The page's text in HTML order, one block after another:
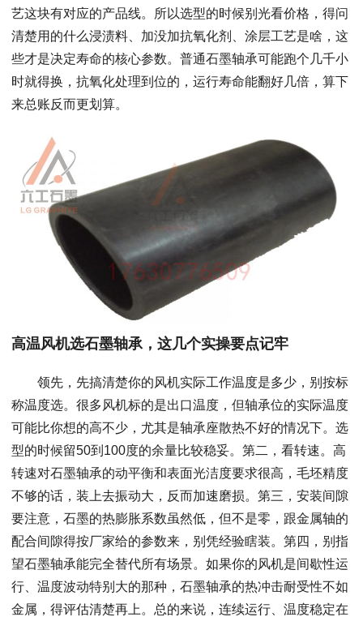
艺这块有对应的产品线。所以选型的时候别光看价格，得问
清楚用的什么浸渍料、加没加抗氧化剂、涂层工艺是啥，这
些才是决定寿命的核心参数。普通石墨轴承可能跑个几千小
时就得换，抗氧化处理到位的，运行寿命能翻好几倍，算下
来总账反而更划算。
高温风机选石墨轴承，这几个实操要点记牢
领先，先搞清楚你的风机实际工作温度是多少，别按标
称温度选。很多风机标的是出口温度，但轴承位的实际温度
可能比你想的高不少，尤其是轴承座散热不好的情况下。选
型的时候留50到100度的余量比较稳妥。第二，看转速。高
转速对石墨轴承的动平衡和表面光洁度要求很高，毛坯精度
不够的话，装上去振动大，反而加速磨损。第三，安装间隙
要注意，石墨的热膨胀系数虽然低，但不是零，跟金属轴的
配合间隙得按厂家给的参数来，别凭经验瞎装。第四，别指
望石墨轴承能完全替代所有场景。如果你的风机是间歇性运
行、温度波动特别大的那种，石墨轴承的热冲击耐受性不如
金属，得评估清楚再上。总的来说，连续运行、温度稳定在